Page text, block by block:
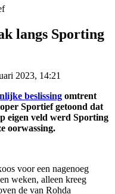
langs Sporting
2023, 14:21
beslissing omtrent
Sportief getoond dat
eigen veld werd Sporting
oorwassing.
voor een nagenoeg
weken, alleen kreeg
de van Rohda